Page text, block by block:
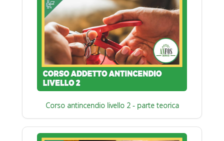
Corso antincendio livello 2 - parte teorica